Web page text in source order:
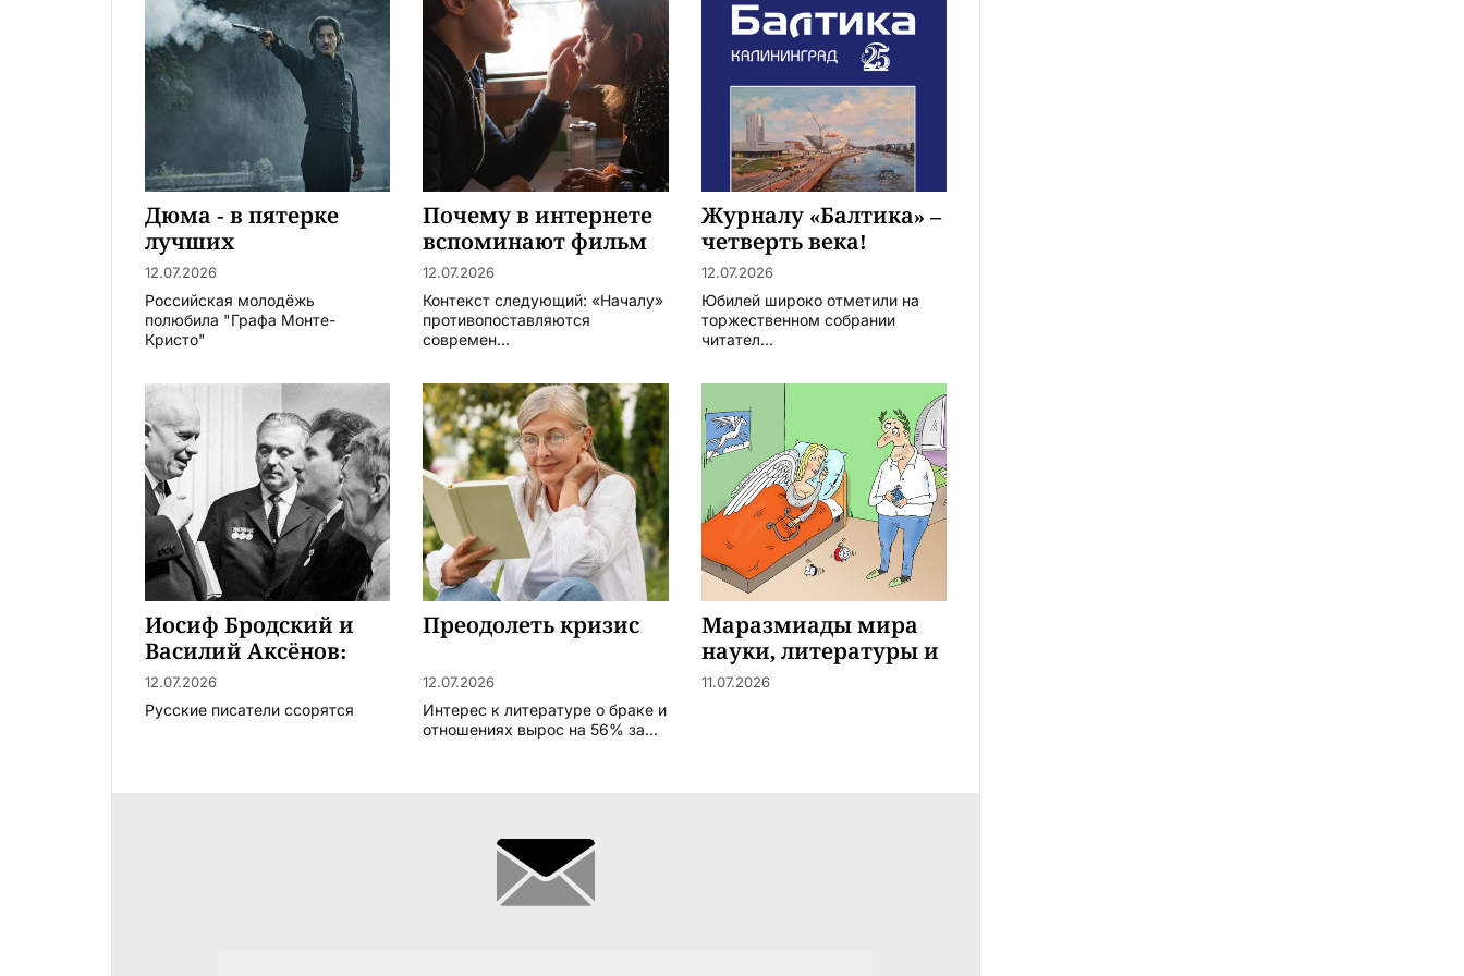
Дюма - в пятерке
лучших
12.07.2026
Российская молодёжь
полюбила "Графа Монте-
Кристо"
Почему в интернете
вспоминают фильм
«Я – начало» (2014
года) режиссёра
Майка Кэхилла
12.07.2026
Контекст следующий: «Началу»
противопоставляются
современ...
Журналу «Балтика» –
четверть века!
12.07.2026
Юбилей широко отметили на
торжественном собрании
читател...
Иосиф Бродский и
Василий Аксёнов:
нобелевский забег с
барьерами
12.07.2026
Русские писатели ссорятся
Преодолеть кризис
12.07.2026
Интерес к литературе о браке и
отношениях вырос на 56% за...
Маразмиады мира
науки, литературы и
искусства
11.07.2026